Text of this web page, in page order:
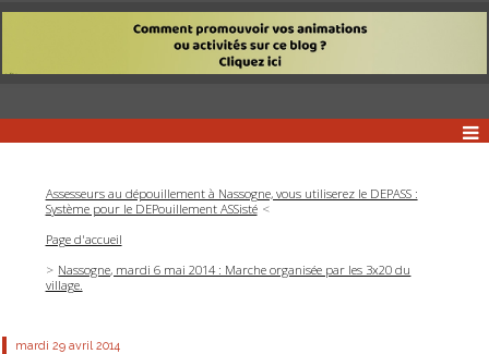
Assesseurs au dépouillement à Nassogne, vous utiliserez le DEPASS :
Système pour le DEPouillement ASSisté
Page d'accueil
Nassogne, mardi 6 mai 2014 : Marche organisée par les 3x20 du
village.
mardi 29 avril 2014